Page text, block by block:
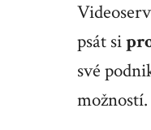
psát si
své
možností.